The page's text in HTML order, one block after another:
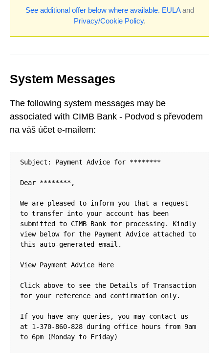
See additional offer below where available. EULAand
Privacy/Cookie Policy.
System Messages
The following system messages may be
associated with CIMB Bank - Podvod s převodem
na váš účet e-mailem:
Subject: Payment Advice for ********
Dear ********,
We are pleased to inform you that a request
to transfer into your account has been
submitted to CIMB Bank for processing. Kindly
view below for the Payment Advice attached to
this auto-generated email.
View Payment Advice Here
Click above to see the Details of Transaction
for your reference and confirmation only.
If you have any queries, you may contact us
at 1-370-860-828 during office hours from 9am
to 6pm (Monday to Friday)